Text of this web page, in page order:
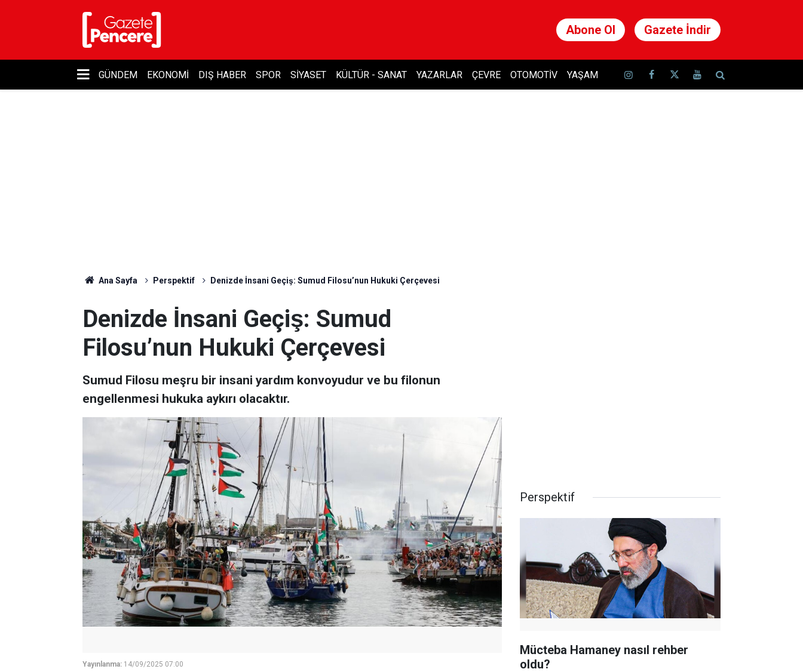
Abone Ol Gazete İndir
GÜNDEM EKONOMI DIŞ HABER SPOR SIYASET KÜLTÜR - SANAT YAZARLAR ÇEVRE OTOMOTIV YAŞAM
Ana Sayfa Perspektif Denizde İnsani Geçiş: Sumud Filosu’nun Hukuki Çerçevesi
Denizde İnsani Geçiş: Sumud
Filosu’nun Hukuki Çerçevesi
Sumud Filosu meşru bir insani yardım konvoyudur ve bu filonun
engellenmesi hukuka aykırı olacaktır.
Yayınlanma: 14/09/2025 07:00
Perspektif
Mücteba Hamaney nasıl rehber
oldu?